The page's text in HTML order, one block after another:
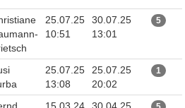
25.07.25
10:51
30.07.25
13:01
5
25.07.25
13:08
25.07.25
20:02
1